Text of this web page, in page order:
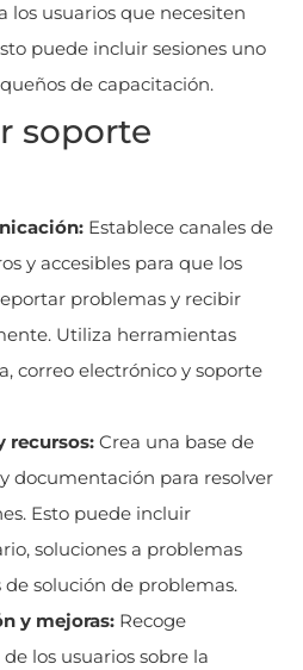
los usuarios que necesiten
puede incluir sesiones uno
de capacitación.
soporte
Establece canales de
y accesibles para que los
problemas y recibir
Utiliza herramientas
correo electrónico y soporte
recursos: Crea una base de
documentación para resolver
Esto puede incluir
soluciones a problemas
solución de problemas.
y mejoras: Recoge
los usuarios sobre la